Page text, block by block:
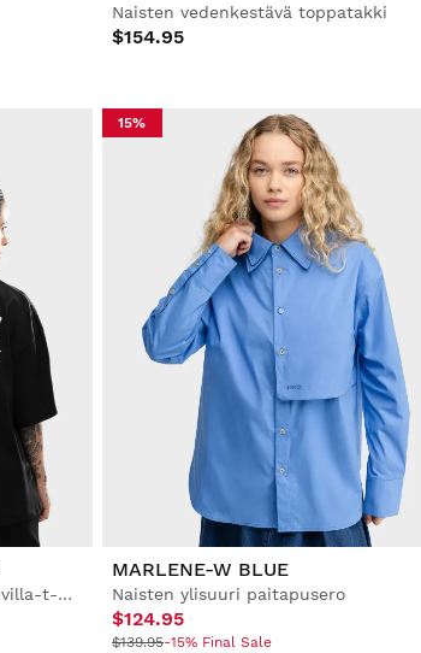
Naisten vedenkestävä toppatakki
$154.95
Miesten ylisuuri Rayo Club -puuvilla-t-paita
15%
MARLENE-W BLUE
Naisten ylisuuri paitapusero
$124.95
$139.95-15% Final Sale